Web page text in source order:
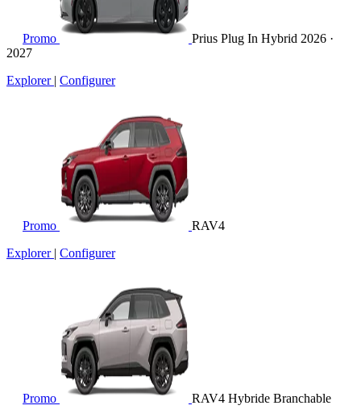
Promo Prius Plug In Hybrid 2026 ·
2027
Explorer | Configurer
Promo
RAV4
Explorer | Configurer
Promo
RAV4 Hybride Branchable